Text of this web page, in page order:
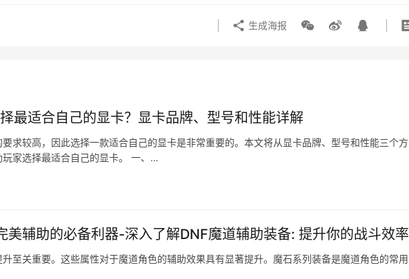
生成海报
最适合自己的显卡？显卡品牌、型号和性能详解
求较高，因此选择一款适合自己的显卡是非常重要的。本文将从显卡品牌、型号和性能三个方
家选择最适合自己的显卡。 一、…
美辅助的必备利器-深入了解DNF魔道辅助装备: 提升你的战斗效率
至关重要。这些属性对于魔道角色的辅助效果具有显著提升。魔石系列装备是魔道角色的常用